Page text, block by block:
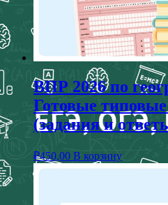
ВПР 2026 по
Готовые
(задания и
₽450,00 В корзину